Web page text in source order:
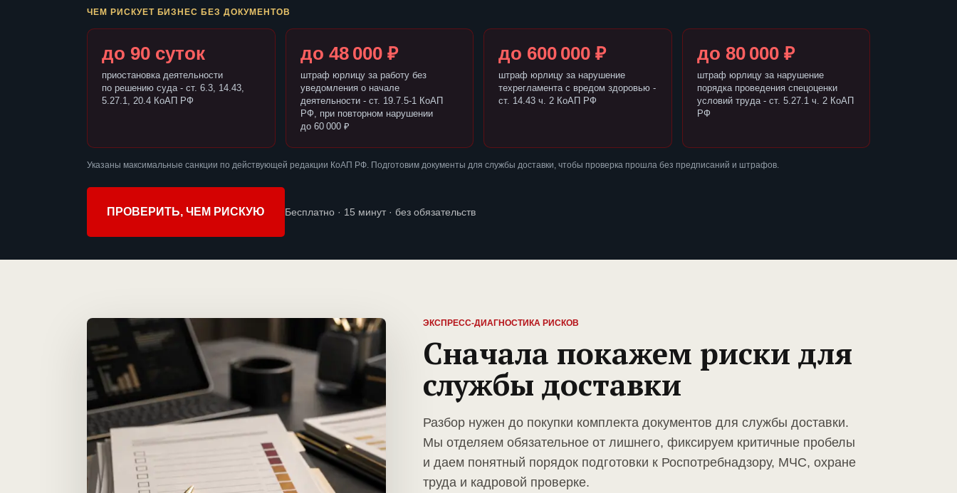
ЧЕМ РИСКУЕТ БИЗНЕС БЕЗ ДОКУМЕНТОВ
до 90 суток
приостановка деятельности
по решению суда - ст. 6.3, 14.43,
5.27.1, 20.4 КоАП РФ
до 48 000 ₽
штраф юрлицу за работу без
уведомления о начале
деятельности - ст. 19.7.5-1 КоАП
РФ, при повторном нарушении
до 60 000 ₽
до 600 000 ₽
штраф юрлицу за нарушение
техрегламента с вредом здоровью -
ст. 14.43 ч. 2 КоАП РФ
до 80 000 ₽
штраф юрлицу за нарушение
порядка проведения спецоценки
условий труда - ст. 5.27.1 ч. 2 КоАП
РФ
Указаны максимальные санкции по действующей редакции КоАП РФ. Подготовим документы для службы доставки, чтобы проверка прошла без предписаний и штрафов.
ПРОВЕРИТЬ, ЧЕМ РИСКУЮ Бесплатно · 15 минут · без обязательств
ЭКСПРЕСС-ДИАГНОСТИКА РИСКОВ
Сначала покажем риски для
службы доставки
Разбор нужен до покупки комплекта документов для службы доставки.
Мы отделяем обязательное от лишнего, фиксируем критичные пробелы
и даем понятный порядок подготовки к Роспотребнадзору, МЧС, охране
труда и кадровой проверке.